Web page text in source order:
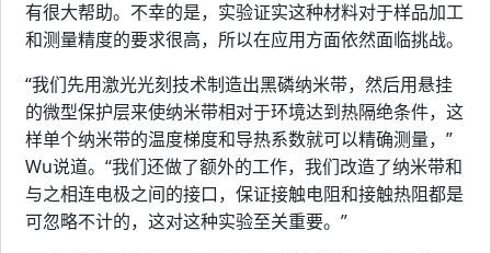
有很大帮助。不幸的是，实验证实这种材料对于样品加工
和测量精度的要求很高，所以在应用方面依然面临挑战。
“我们先用激光光刻技术制造出黑磷纳米带，然后用悬挂
的微型保护层来使纳米带相对于环境达到热隔绝条件，这
样单个纳米带的温度梯度和导热系数就可以精确测量，”
Wu说道。“我们还做了额外的工作，我们改造了纳米带和
与之相连电极之间的接口，保证接触电阻和接触热阻都是
可忽略不计的，这对这种实验至关重要。”